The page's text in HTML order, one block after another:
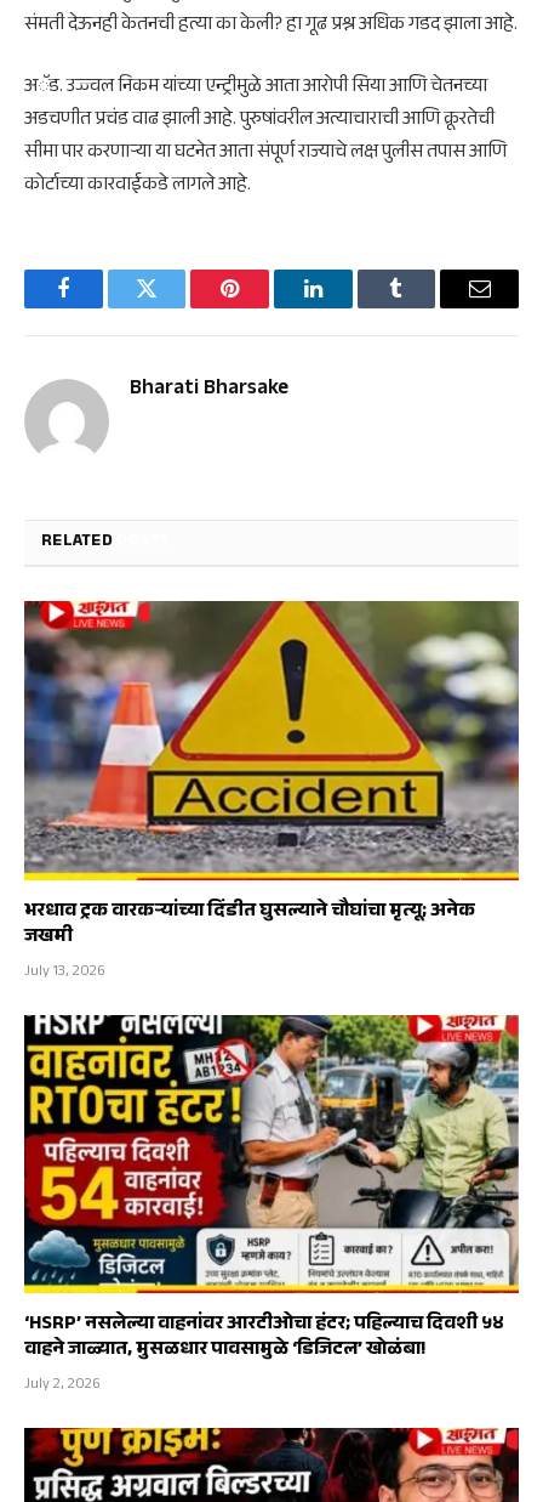
संमती देऊनही केतनची हत्या का केली? हा गूढ प्रश्न अधिक गडद झाला आहे.
​अॅड. उज्ज्वल निकम यांच्या एन्ट्रीमुळे आता आरोपी सिया आणि चेतनच्या
अडचणीत प्रचंड वाढ झाली आहे. पुरुषांवरील अत्याचाराची आणि क्रूरतेची
सीमा पार करणाऱ्या या घटनेत आता संपूर्ण राज्याचे लक्ष पुलीस तपास आणि
कोर्टाच्या कारवाईकडे लागले आहे.
FacebookTwitter Pinterest LinkedInTumblr Email
Bharati Bharsake
RELATED
भरधाव ट्रक वारकऱ्यांच्या दिंडीत घुसल्याने चौघांचा मृत्यू; अनेक
जखमी
July 13, 2026
‘HSRP’ नसलेल्या वाहनांवर आरटीओचा हंटर; पहिल्याच दिवशी ५४
वाहने जाळ्यात, मुसळधार पावसामुळे ‘डिजिटल’ खोळंबा!
July 2, 2026